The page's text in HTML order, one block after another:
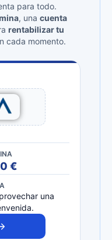
para todo.
, una cuenta
rentabilizar tu
cada momento.
€
una